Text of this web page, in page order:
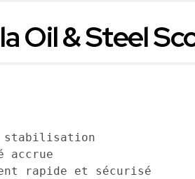
& Steel
stabilisation
rapide et sécurisé